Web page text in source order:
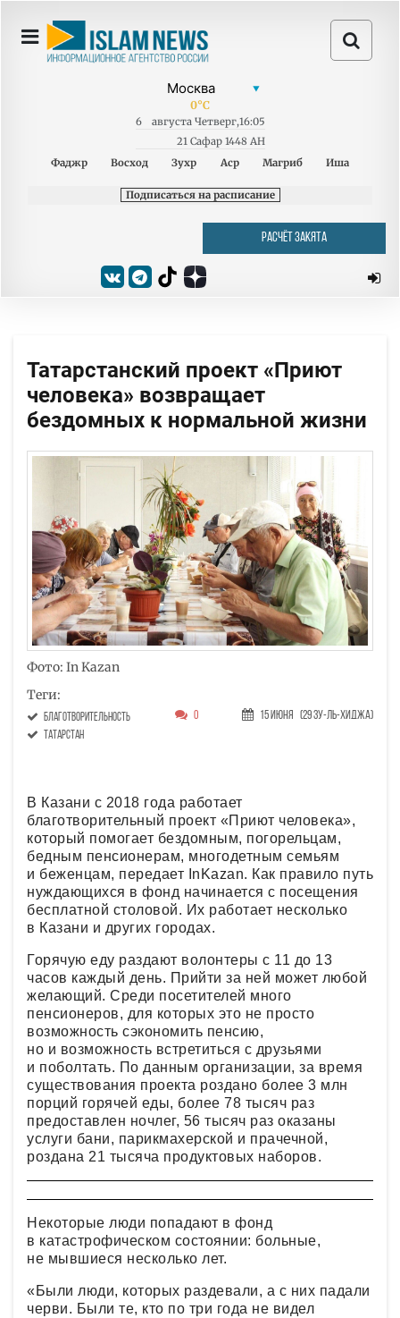
0°C
6 августа Четверг,16:05
21 Сафар 1448 AH
Фаджр
Восход Зухр Аср Магриб Иша
Подписаться на расписание
РАСЧЁТ ЗАКЯТА
Татарстанский проект «Приют
человека» возвращает
бездомных к нормальной жизни
Фото: In Kazan
Теги:
благотворительность
Татарстан
0 15 Июня (29 Зу-ль-хиджа)
В Казани с 2018 года работает
благотворительный проект «Приют человека»,
который помогает бездомным, погорельцам,
бедным пенсионерам, многодетным семьям
и беженцам, передает InKazan. Как правило путь
нуждающихся в фонд начинается с посещения
бесплатной столовой. Их работает несколько
в Казани и других городах.
Горячую еду раздают волонтеры с 11 до 13
часов каждый день. Прийти за ней может любой
желающий. Среди посетителей много
пенсионеров, для которых это не просто
возможность сэкономить пенсию,
но и возможность встретиться с друзьями
и поболтать. По данным организации, за время
существования проекта роздано более 3 млн
порций горячей еды, более 78 тысяч раз
предоставлен ночлег, 56 тысяч раз оказаны
услуги бани, парикмахерской и прачечной,
роздана 21 тысяча продуктовых наборов.
Некоторые люди попадают в фонд
в катастрофическом состоянии: больные,
не мывшиеся несколько лет.
«Были люди, которых раздевали, а с них падали
черви. Были те, кто по три года не видел